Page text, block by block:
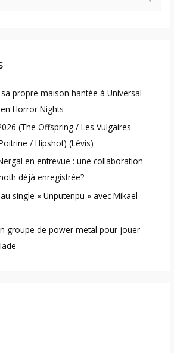
propre maison hantée à Universal
Horror Nights
(The Offspring / Les Vulgaires
/ Hipshot) (Lévis)
en entrevue : une collaboration
déjà enregistrée?
single « Unputenpu » avec Mikael
groupe de power metal pour jouer